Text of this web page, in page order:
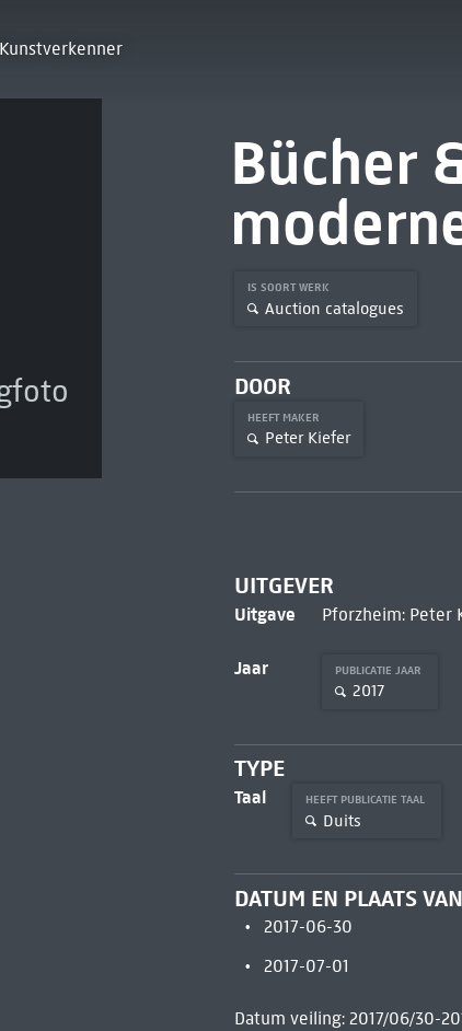
Kunstverkenner
Bücher
IS SOORT WERK
Auction catalogues
DOOR
HEEFT MAKER
Peter Kiefer
UITGEVER
Uitgave Pforzheim: Peter
Jaar PUBLICATIE JAAR
2017
TYPE
Taal HEEFT PUBLICATIE TAAL
Duits
DATUM EN PLAATS
2017-06-30
2017-07-01
Datum veiling: 2017/06/30-